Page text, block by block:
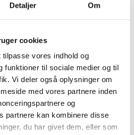
Detaljer Om
cookies
vores indhold og
funktioner til sociale medier og til
Vi deler også oplysninger om
med vores partnere inden
og
partnere kan kombinere disse
du har givet dem, eller som
i 2021 producerede vi
Pigen" statuette. Denne
400,-
i en eksklusiv
gør den ideel som gave.
præg? Statuetten kan